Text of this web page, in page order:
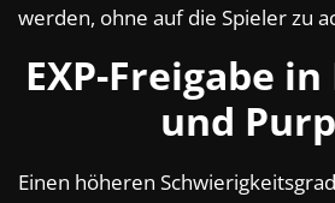
werden, ohne auf die Spieler zu
EXP-Freigabe
und
Einen höheren